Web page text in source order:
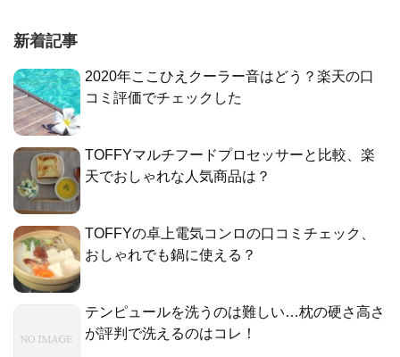
新着記事
2020年ここひえクーラー音はどう？楽天の口
コミ評価でチェックした
TOFFYマルチフードプロセッサーと比較、楽
天でおしゃれな人気商品は？
TOFFYの卓上電気コンロの口コミチェック、
おしゃれでも鍋に使える？
テンピュールを洗うのは難しい…枕の硬さ高さ
が評判で洗えるのはコレ！